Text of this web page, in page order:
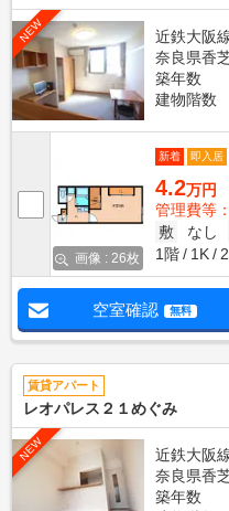
NEW
近鉄大阪
奈良県香
築年数
建物階数
画像 : 26枚
新着 即入居
4.2万円
管理費等
敷
なし
1階
1K
空室確認 無料
賃貸アパート
レオパレス２１めぐみ
NEW
近鉄大阪
奈良県香
築年数